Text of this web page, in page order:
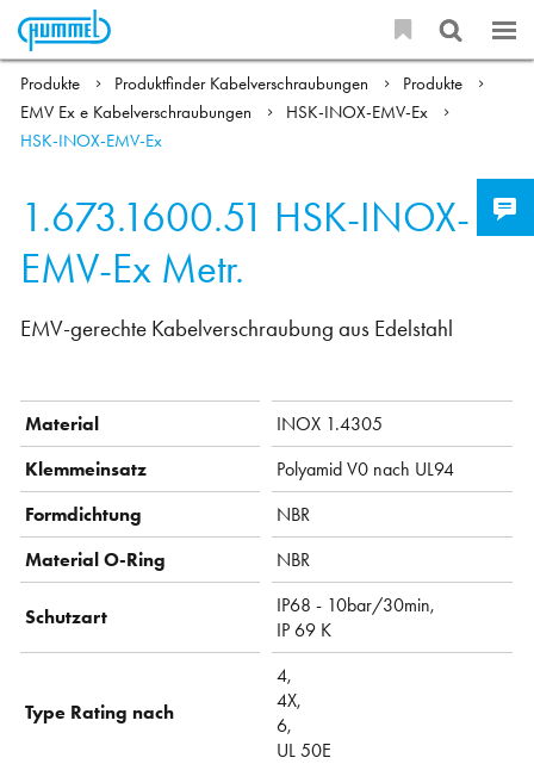
Produkte Produktfinder Kabelverschraubungen
Produkte
EMV Ex e Kabelverschraubungen
HSK-INOX-EMV-Ex
HSK-INOX-EMV-Ex
1.673.1600.51 HSK-INOX-
EMV-Ex Metr.
EMV-gerechte Kabelverschraubung aus Edelstahl
Material
INOX 1.4305
Klemmeinsatz
Polyamid V0 nach UL94
Formdichtung
NBR
Material O-Ring
NBR
Schutzart
IP68 - 10bar/30min,
IP 69 K
Type Rating nach
4,
4X,
6,
UL 50E